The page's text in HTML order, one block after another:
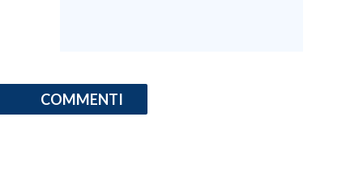
COMMENTI